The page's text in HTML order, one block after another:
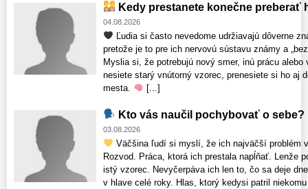
Kedy prestanete konečne preberať
04.08.2026
Ľudia si často nevedome udržiavajú dôverne
pretože je to pre ich nervovú sústavu známy a
Myslia si, že potrebujú nový smer, inú prácu
nesiete starý vnútorný vzorec, prenesiete si ho aj
mesta.
[...]
Kto vás naučil pochybovať o sebe?
03.08.2026
Väčšina ľudí si myslí, že ich najväčší problém
Rozvod. Práca, ktorá ich prestala napĺňať. Lenže
istý vzorec. Nevyčerpáva ich len to, čo sa deje
v hlave celé roky. Hlas, ktorý kedysi patril